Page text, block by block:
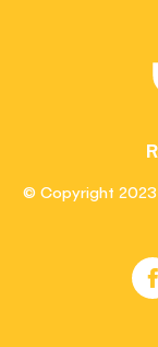
© Copyright 2023